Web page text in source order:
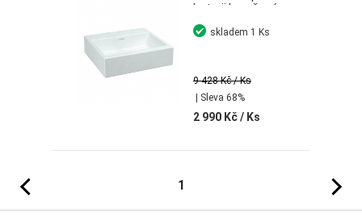
baterii broušené
9 428 Kč/ Ks
| Sleva 68%
2 990 Kč/ Ks
skladem 1 Ks
Předchozí 1